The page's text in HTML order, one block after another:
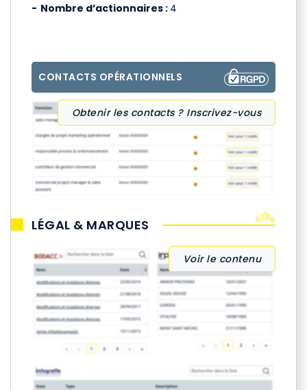
Nombre d’actionnaires : 4
CONTACTS OPÉRATIONNELS
Obtenir les contacts ? Inscrivez-vous
LÉGAL & MARQUES
Voir le contenu